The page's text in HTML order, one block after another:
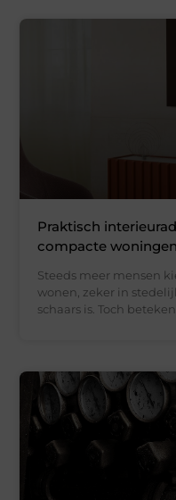
Praktisch
compacte woningen
Steeds meer mensen
wonen, zeker in
schaars is. Toch